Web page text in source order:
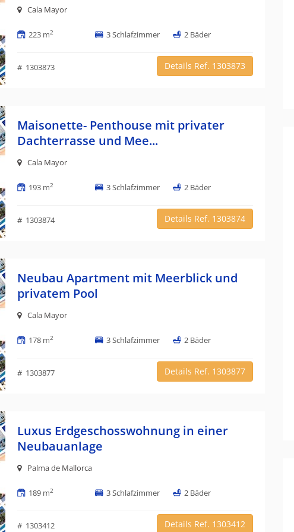
Cala Mayor
223 m2 3 Schlafzimmer 2 Bäder
# 1303873 Details Ref. 1303873
Maisonette- Penthouse mit privater
Dachterrasse und Mee...
Cala Mayor
193 m2 3 Schlafzimmer 2 Bäder
# 1303874 Details Ref. 1303874
Neubau Apartment mit Meerblick und
privatem Pool
Cala Mayor
178 m2 3 Schlafzimmer 2 Bäder
# 1303877 Details Ref. 1303877
Luxus Erdgeschosswohnung in einer
Neubauanlage
Palma de Mallorca
189 m2 3 Schlafzimmer 2 Bäder
# 1303412 Details Ref. 1303412